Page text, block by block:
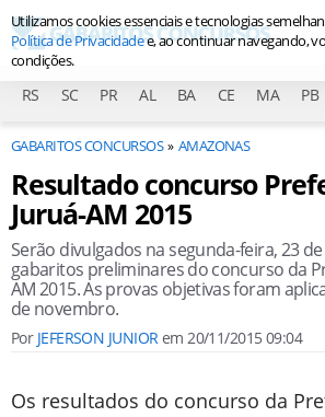
RS SC PR AL BA CE MA PB
GABARITOS CONCURSOS AMAZONAS
Resultado concurso
Juruá-AM 2015
Serão divulgados na segunda-feira, 23
gabaritos preliminares do concurso da
AM 2015. As provas objetivas foram
de novembro.
Por JEFERSON JUNIORem20/11/2015 09:04
Os resultados do concurso da
Utilizamos cookies essenciais e tecnologias
Política de Privacidadee, ao continuar navegando,
condições.